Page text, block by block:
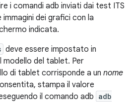
i comandi adb inviati dai test ITS
immagini dei grafici con la
indicata.
deve essere impostato in
modello del tablet. Per
di tablet corrisponde a un nome
stampa il valore
il comando adb adb